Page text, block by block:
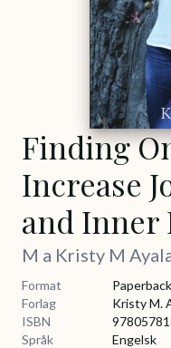
Finding
Increase
and Inner
M a Kristy M
Format
Paperback
Forlag
Kristy M.
ISBN
Språk
Engelsk